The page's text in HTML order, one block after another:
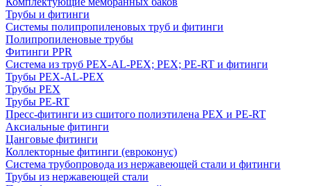
Трубы и фитинги
Системы полипропиленовых труб и фитинги
Полипропиленовые трубы
Фитинги PPR
Система из труб PEX-AL-PEX; PEX; PE-RT и фитинги
Трубы PEX-AL-PEX
Трубы PEX
Трубы PE-RT
Пресс-фитинги из сшитого полиэтилена PEX и PE-RT
Аксиальные фитинги
Цанговые фитинги
Коллекторные фитинги (евроконус)
Система трубопровода из нержавеющей стали и фитинги
Трубы из нержавеющей стали